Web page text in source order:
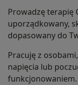
Prowadzę terapię
uporządkowany,
dopasowany do
Pracuję z
napięcia lub
funkcjonowaniem.